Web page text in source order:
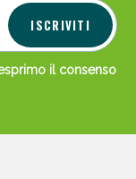
ISCRIVITI
il consenso